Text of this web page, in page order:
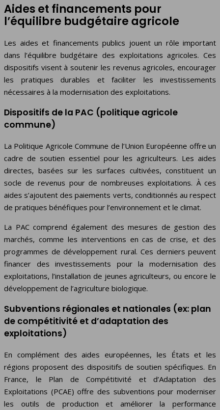
Aides et financements pour
l’équilibre budgétaire agricole
Les aides et financements publics jouent un rôle important
dans l’équilibre budgétaire des exploitations agricoles. Ces
dispositifs visent à soutenir les revenus agricoles, encourager
les pratiques durables et faciliter les investissements
nécessaires à la modernisation des exploitations.
Dispositifs de la PAC (politique agricole
commune)
La Politique Agricole Commune de l’Union Européenne offre un
cadre de soutien essentiel pour les agriculteurs. Les aides
directes, basées sur les surfaces cultivées, constituent un
socle de revenus pour de nombreuses exploitations. À ces
aides s’ajoutent des paiements verts, conditionnés au respect
de pratiques bénéfiques pour l’environnement et le climat.
La PAC comprend également des mesures de gestion des
marchés, comme les interventions en cas de crise, et des
programmes de développement rural. Ces derniers peuvent
financer des investissements pour la modernisation des
exploitations, l’installation de jeunes agriculteurs, ou encore le
développement de l’agriculture biologique.
Subventions régionales et nationales (ex: plan
de compétitivité et d’adaptation des
exploitations)
En complément des aides européennes, les États et les
régions proposent des dispositifs de soutien spécifiques. En
France, le Plan de Compétitivité et d’Adaptation des
Exploitations (PCAE) offre des subventions pour moderniser
les outils de production et améliorer la performance